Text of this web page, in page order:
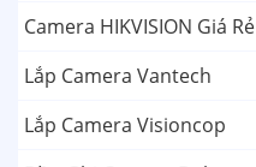
Camera HIKVISION Giá Rẻ
Lắp Camera Vantech
Lắp Camera Visioncop